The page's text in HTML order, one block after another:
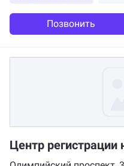
Позвонить
Центр